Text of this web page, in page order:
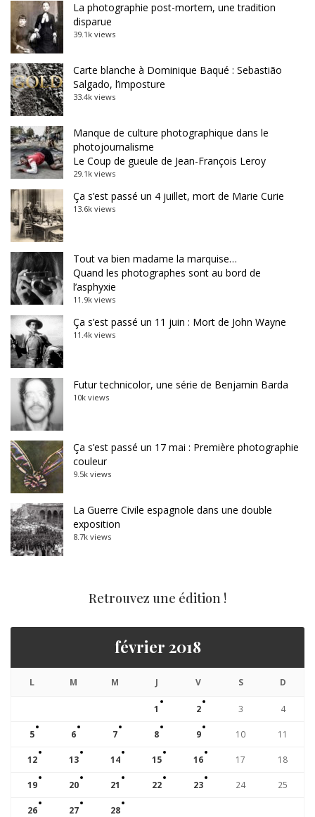
La photographie post-mortem, une tradition
disparue
39.1k views
Carte blanche à Dominique Baqué : Sebastião
Salgado, l’imposture
33.4k views
Manque de culture photographique dans le
photojournalisme
Le Coup de gueule de Jean-François Leroy
29.1k views
Ça s’est passé un 4 juillet, mort de Marie Curie
13.6k views
Tout va bien madame la marquise…
Quand les photographes sont au bord de
l’asphyxie
11.9k views
Ça s’est passé un 11 juin : Mort de John Wayne
11.4k views
Futur technicolor, une série de Benjamin Barda
10k views
Ça s’est passé un 17 mai : Première photographie
couleur
9.5k views
La Guerre Civile espagnole dans une double
exposition
8.7k views
Retrouvez une édition !
février 2018
L M M J V S D
1 2 3 4
5 6 7 8 9 10 11
12 13 14 15 16 17 18
19 20 21 22 23 24 25
26 27 28